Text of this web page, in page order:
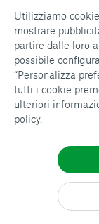
Utilizziamo
mostrare
partire dalle loro
possibile
“Personalizza
tutti i cookie
ulteriori
policy.
CESENA –
Via Padre Vicinio
47521 Cesena
Tel.: 0547 360 811
Detrazioni e
come usufruirne
Whistleblowing
Privacy policy
Cookie policy
Configurazione